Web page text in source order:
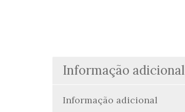
Informação adicional
Informação adicional